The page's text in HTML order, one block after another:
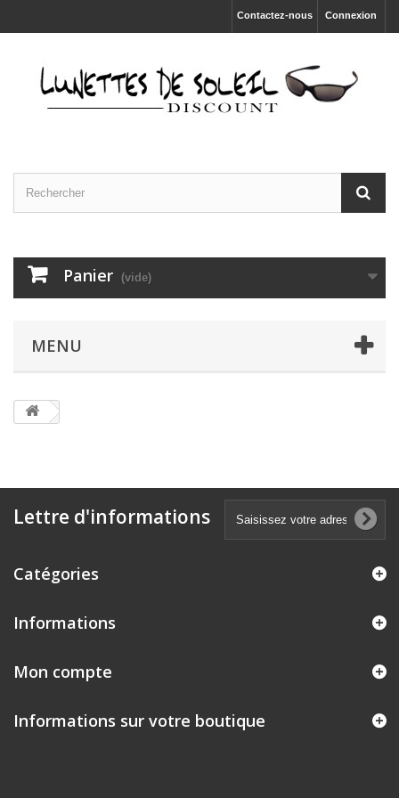
Connexion
Contactez-nous
Panier (vide)
MENU
Lettre d'informations
Catégories
Informations
Mon compte
Informations sur votre boutique